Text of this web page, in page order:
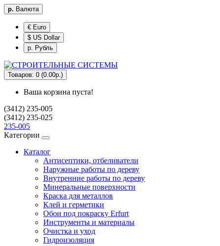
р. Валюта
€ Euro
$ US Dollar
р. Рубль
Товаров: 0 (0.00р.)
Ваша корзина пуста!
(3412) 235-005
(3412) 235-025
235-005
Категории
Каталог
Антисептики, отбеливатели
Наружные работы по дереву
Внутренние работы по дереву
Минеральные поверхности
Краска для металлов
Клей и герметики
Обои под покраску Erfurt
Инструменты и материалы
Очистка и уход
Гидроизоляция